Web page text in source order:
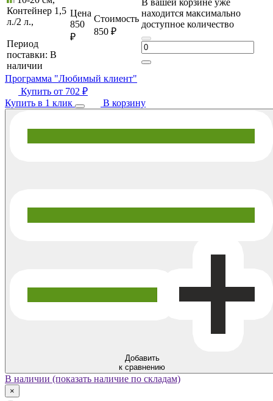
Контейнер 1,5
л./2 л.,
Период
поставки: В
наличии
Цена
850
₽
Стоимость
850 ₽
находится максимально
доступное количество
Программа "Любимый клиент"
Купить от 702 ₽
Купить в 1 клик
В корзину
Добавить
к сравнению
В наличии (показать наличие по складам)
×